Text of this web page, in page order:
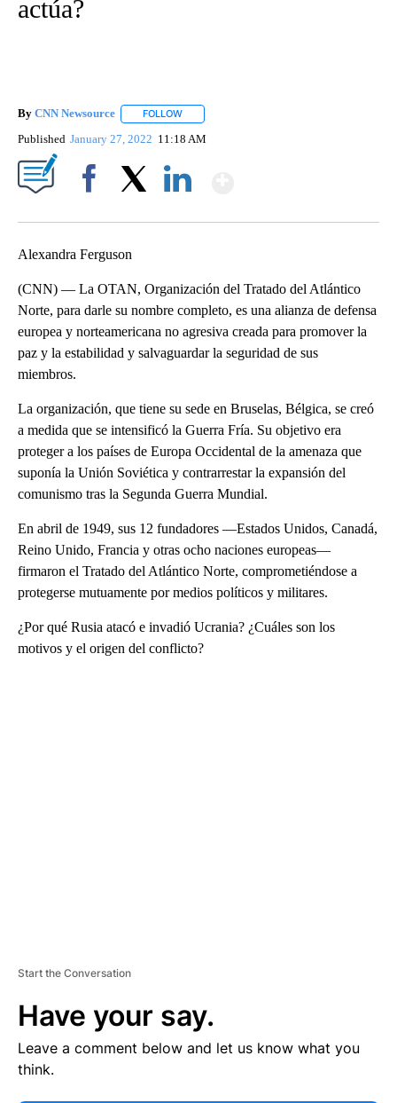
actúa?
By CNN Newsource FOLLOW
Published January 27, 2022 11:18 AM
Alexandra Ferguson
(CNN) — La OTAN, Organización del Tratado del Atlántico
Norte, para darle su nombre completo, es una alianza de defensa
europea y norteamericana no agresiva creada para promover la
paz y la estabilidad y salvaguardar la seguridad de sus
miembros.
La organización, que tiene su sede en Bruselas, Bélgica, se creó
a medida que se intensificó la Guerra Fría. Su objetivo era
proteger a los países de Europa Occidental de la amenaza que
suponía la Unión Soviética y contrarrestar la expansión del
comunismo tras la Segunda Guerra Mundial.
En abril de 1949, sus 12 fundadores —Estados Unidos, Canadá,
Reino Unido, Francia y otras ocho naciones europeas—
firmaron el Tratado del Atlántico Norte, comprometiéndose a
protegerse mutuamente por medios políticos y militares.
¿Por qué Rusia atacó e invadió Ucrania? ¿Cuáles son los
motivos y el origen del conflicto?
Start the Conversation
Have your say.
Leave a comment below and let us know what you
think.